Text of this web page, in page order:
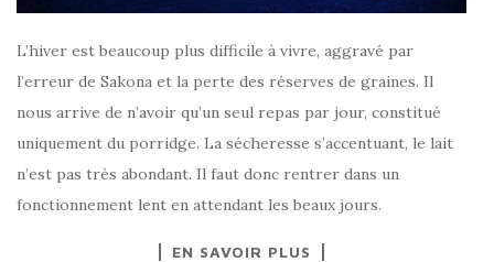
L’hiver est beaucoup plus difficile à vivre, aggravé par
l’erreur de Sakona et la perte des réserves de graines. Il
nous arrive de n’avoir qu’un seul repas par jour, constitué
uniquement du porridge. La sécheresse s’accentuant, le lait
n’est pas très abondant. Il faut donc rentrer dans un
fonctionnement lent en attendant les beaux jours.
EN SAVOIR PLUS